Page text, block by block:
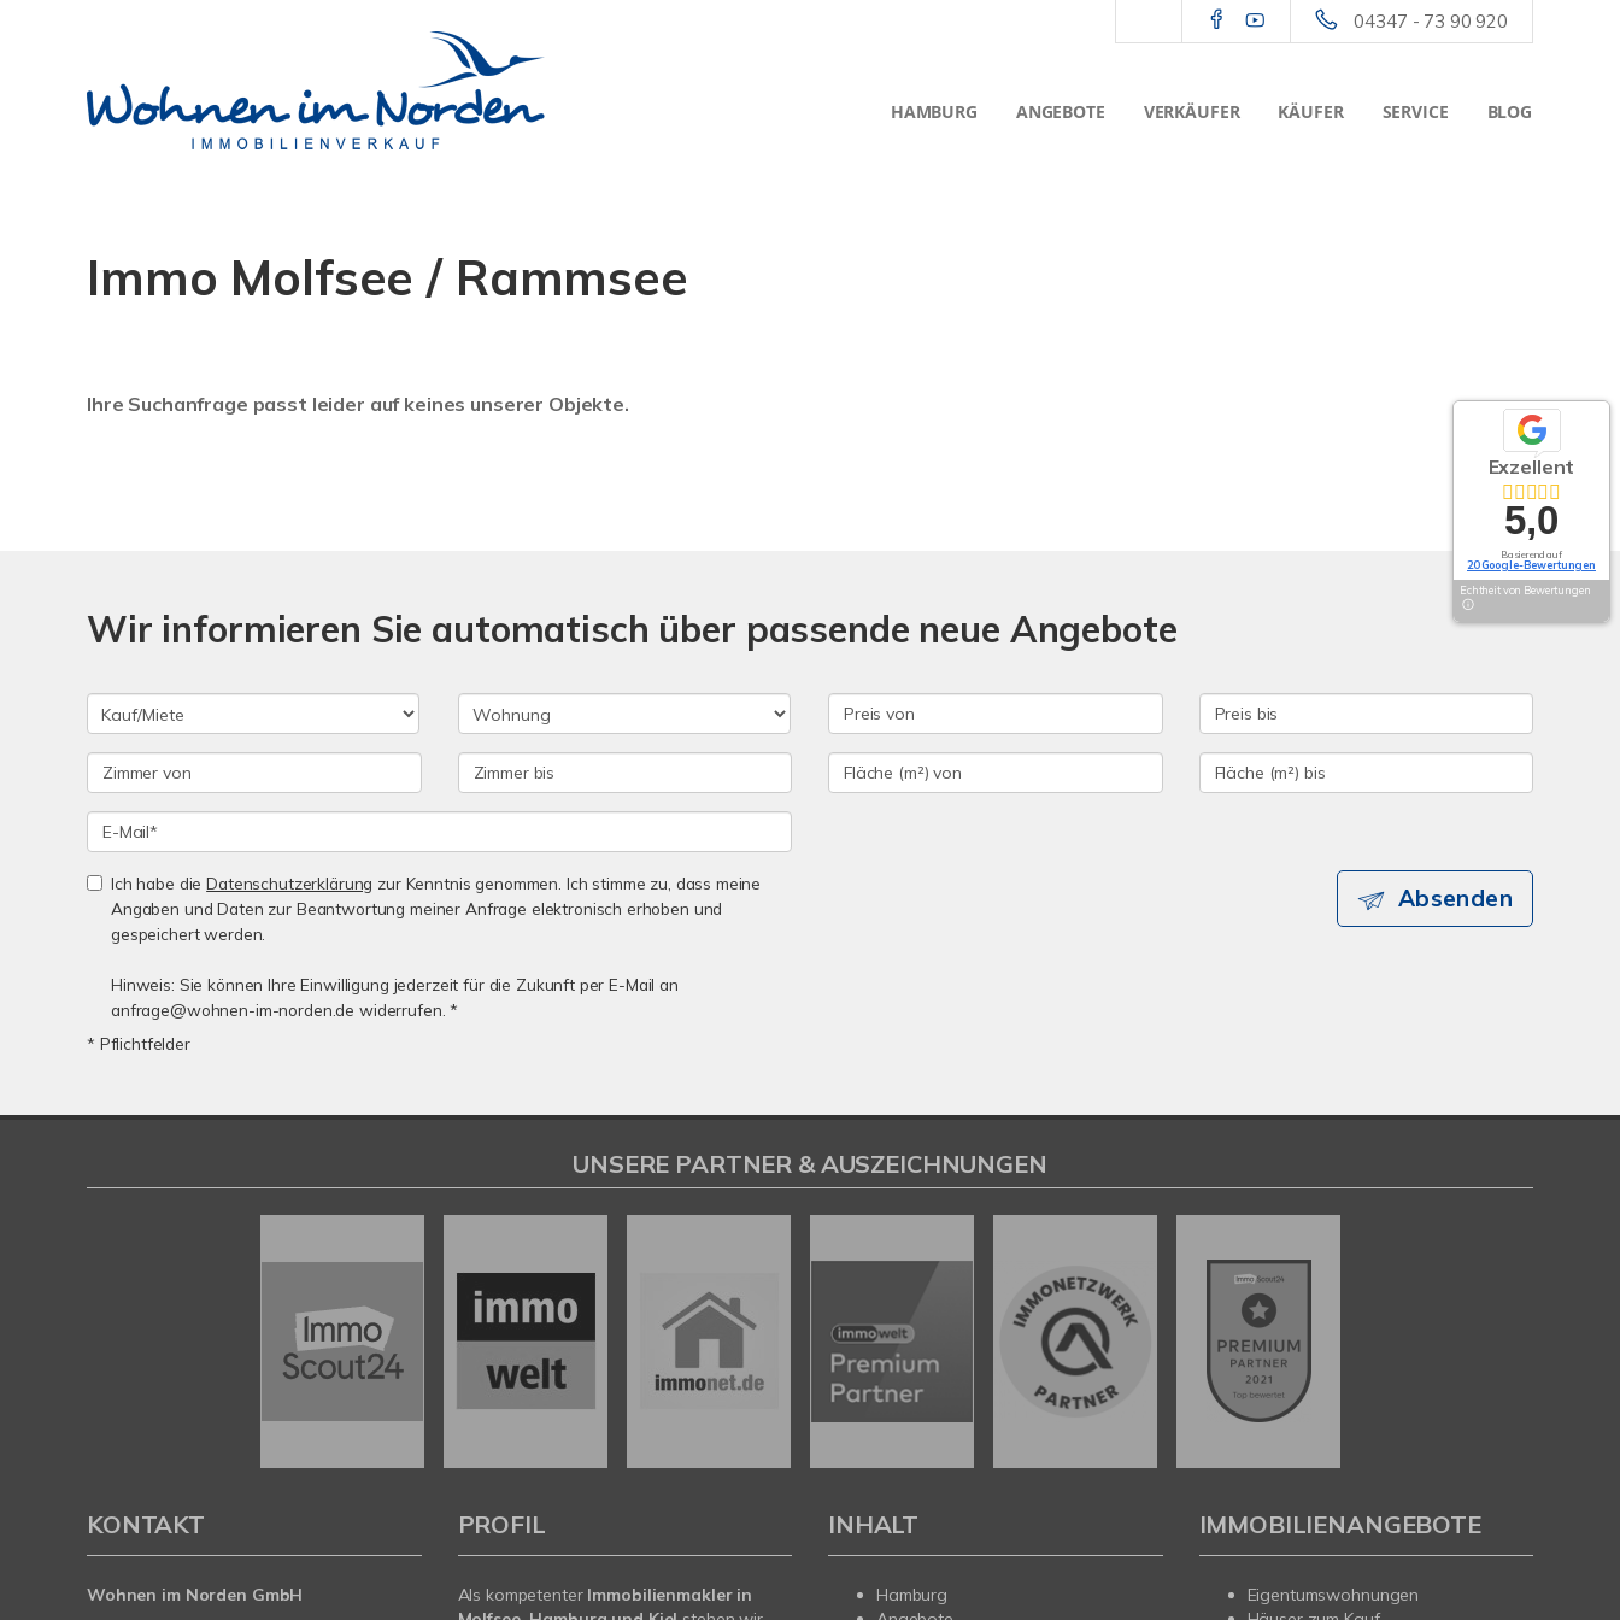
04347 - 73 90 920
HAMBURG ANGEBOTE VERKÄUFER KÄUFER SERVICE BLOG
Immo Molfsee / Rammsee
Ihre Suchanfrage passt leider auf keines unserer Objekte.
Wir informieren Sie automatisch über passende neue Angebote
Ich habe dieDatenschutzerklärung zur Kenntnis genommen. Ich stimme zu, dass meine
Angaben und Daten zur Beantwortung meiner Anfrage elektronisch erhoben und
gespeichert werden.
Hinweis: Sie können Ihre Einwilligung jederzeit für die Zukunft per E-Mail an
anfrage@wohnen-im-norden.de widerrufen. *
* Pflichtfelder
Absenden
Exzellent
5,0
Basierend auf
20 Google-Bewertungen
Echtheit von Bewertungen
UNSERE PARTNER & AUSZEICHNUNGEN
KONTAKT
Wohnen im Norden GmbH
PROFIL
Als kompetenter Immobilienmakler in
INHALT
Hamburg
IMMOBILIENANGEBOTE
Eigentumswohnungen